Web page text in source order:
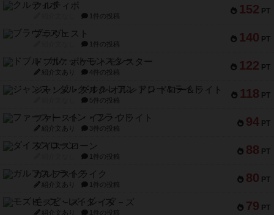
152 PT
クルティボ
1件の投稿
140 PT
ブラヴェスト
1件の投稿
122 PT
ドブル：ポケットモンスター
紹介文あり 4件の投稿
118 PT
ジャンヌ・ダルク-オルレアン ドロー＆ライト
5件の投稿
94 PT
ファースト・イン・フライト
紹介文あり 3件の投稿
88 PT
ダイススローン
1件の投稿
80 PT
ガルフストライク
紹介文あり 1件の投稿
79 PT
モズビ－ズ・レイダ－ズ
紹介文あり 1件の投稿